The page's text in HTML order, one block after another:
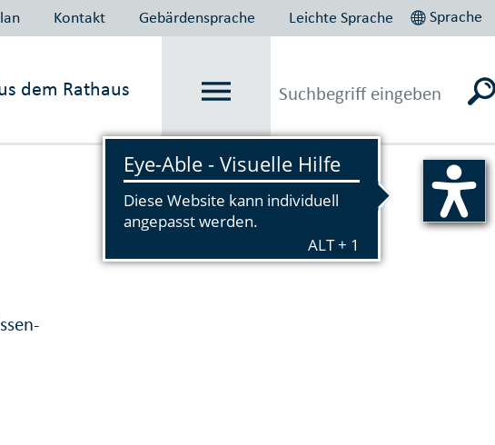
Kontakt Gebärdensprache Leichte Sprache Sprache
dem Rathaus
Vorlesen